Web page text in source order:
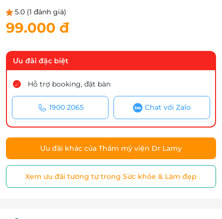
5.0 (1 đánh giá)
99.000 đ
Ưu đãi đặc biệt
Hỗ trợ booking, đặt bàn
1900 2065 Chat với Zalo
Ưu đãi khác của Thẩm mỹ viện Dr Lamy
Xem ưu đãi tương tự trong Sức khỏe & Làm đẹp